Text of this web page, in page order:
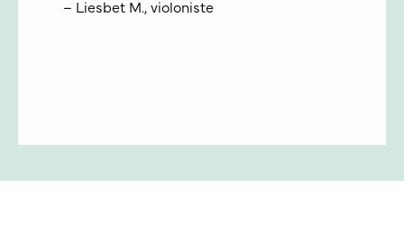
– Liesbet M., violoniste